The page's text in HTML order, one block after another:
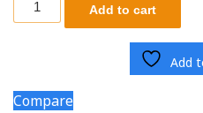
Add to cart
Add
Compare